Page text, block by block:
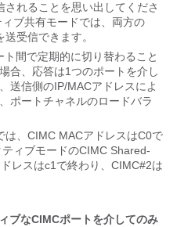
れることを思い出してくださ
ブ共有モードでは、両方の
受信できます。
間で定期的に切り替わること
合、応答は1つのポートを介し
送信側のIP/MACアドレスによ
ポートチャネルのロードバラ
は、CIMC MACアドレスはC0で
ィブモードのCIMC Shared-
レスはc1で終わり、CIMC#2は
ブなCIMCポートを介してのみ